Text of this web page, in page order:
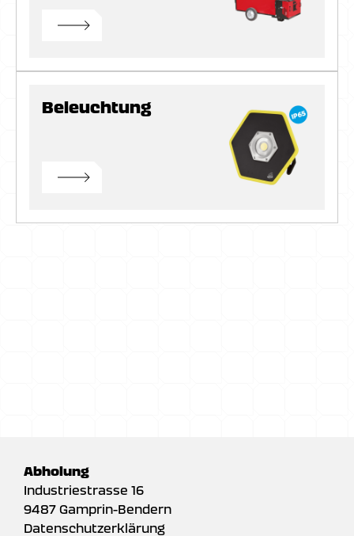
Beleuchtung
Abholung
Industriestrasse 16
9487 Gamprin-Bendern
Datenschutzerklärung